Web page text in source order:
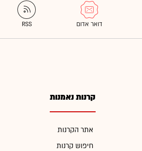
קרנות נאמנות
אתר הקרנות
חיפוש קרנות